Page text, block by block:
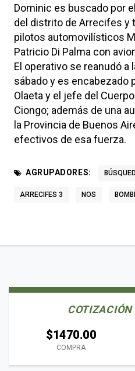
Dominic es buscado por
del distrito de Arrecifes y
pilotos automovilísticos
Patricio Di Palma con
El operativo se reanudó a
sábado y es encabezado
Olaeta y el jefe del
Ciongo; además de una
la Provincia de Buenos
efectivos de esa fuerza.
AGRUPADORES:
ARRECIFES 3 NOS
$1470.00
COMPRA